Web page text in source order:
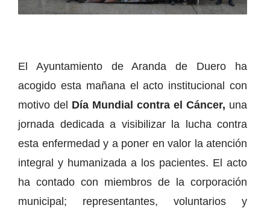
El Ayuntamiento de Aranda de Duero ha
acogido esta mañana el acto institucional con
motivo del Día Mundial contra el Cáncer, una
jornada dedicada a visibilizar la lucha contra
esta enfermedad y a poner en valor la atención
integral y humanizada a los pacientes. El acto
ha contado con miembros de la corporación
municipal; representantes, voluntarios y